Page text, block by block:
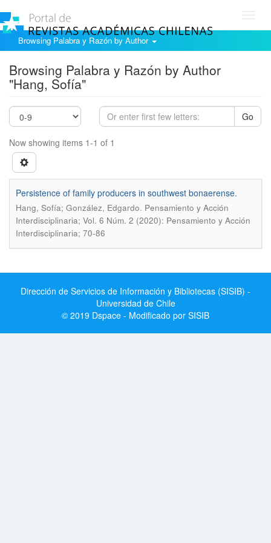
Browsing Palabra y Razón by Author
Browsing Palabra y Razón by Author
"Hang, Sofía"
Go
Now showing items 1-1 of 1
Persistence of family producers in southwest bonaerense.
Hang, Sofía; González, Edgardo. Pensamiento y Acción
Interdisciplinaria; Vol. 6 Núm. 2 (2020): Pensamiento y Acción
Interdisciplinaria; 70-86
Dirección de Servicios de Información y Bibliotecas (SISIB) -
Universidad de Chile
© 2019 Dspace - Modificado por SISIB